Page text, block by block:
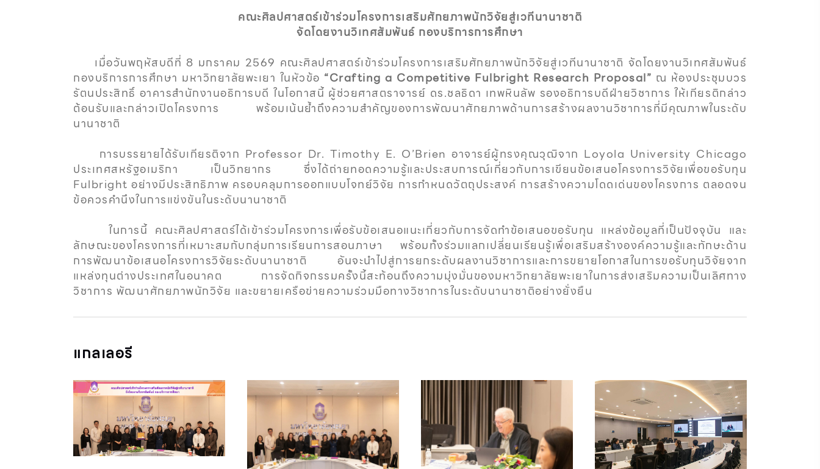
คณะศิลปศาสตร์เข้าร่วมโครงการเสริมศักยภาพนักวิจัยสู่เวทีนานาชาติ
จัดโดยงานวิเทศสัมพันธ์ กองบริการการศึกษา
เมื่อวันพฤหัสบดีที่ 8 มกราคม 2569 คณะศิลปศาสตร์เข้าร่วมโครงการเสริมศักยภาพนักวิจัยสู่เวทีนานาชาติ จัดโดยงานวิเทศสัมพันธ์
กองบริการการศึกษา มหาวิทยาลัยพะเยา ในหัวข้อ “Crafting a Competitive Fulbright Research Proposal” ณ ห้องประชุมบวร
รัตนประสิทธิ์ อาคารสำนักงานอธิการบดี ในโอกาสนี้ ผู้ช่วยศาสตราจารย์ ดร.ชลธิดา เทพหินลัพ รองอธิการบดีฝ่ายวิชาการ ให้เกียรติกล่าว
ต้อนรับและกล่าวเปิดโครงการ พร้อมเน้นย้ำถึงความสำคัญของการพัฒนาศักยภาพด้านการสร้างผลงานวิชาการที่มีคุณภาพในระดับ
นานาชาติ
การบรรยายได้รับเกียรติจาก Professor Dr. Timothy E. O’Brien อาจารย์ผู้ทรงคุณวุฒิจาก Loyola University Chicago
ประเทศสหรัฐอเมริกา เป็นวิทยากร ซึ่งได้ถ่ายทอดความรู้และประสบการณ์เกี่ยวกับการเขียนข้อเสนอโครงการวิจัยเพื่อขอรับทุน
Fulbright อย่างมีประสิทธิภาพ ครอบคลุมการออกแบบโจทย์วิจัย การกำหนดวัตถุประสงค์ การสร้างความโดดเด่นของโครงการ ตลอดจน
ข้อควรคำนึงในการแข่งขันในระดับนานาชาติ
ในการนี้ คณะศิลปศาสตร์ได้เข้าร่วมโครงการเพื่อรับข้อเสนอแนะเกี่ยวกับการจัดทำข้อเสนอขอรับทุน แหล่งข้อมูลที่เป็นปัจจุบัน และ
ลักษณะของโครงการที่เหมาะสมกับกลุ่มการเรียนการสอนภาษา พร้อมทั้งร่วมแลกเปลี่ยนเรียนรู้เพื่อเสริมสร้างองค์ความรู้และทักษะด้าน
การพัฒนาข้อเสนอโครงการวิจัยระดับนานาชาติ อันจะนำไปสู่การยกระดับผลงานวิชาการและการขยายโอกาสในการขอรับทุนวิจัยจาก
แหล่งทุนต่างประเทศในอนาคต การจัดกิจกรรมครั้งนี้สะท้อนถึงความมุ่งมั่นของมหาวิทยาลัยพะเยาในการส่งเสริมความเป็นเลิศทาง
วิชาการ พัฒนาศักยภาพนักวิจัย และขยายเครือข่ายความร่วมมือทางวิชาการในระดับนานาชาติอย่างยั่งยืน
แกลเลอรี